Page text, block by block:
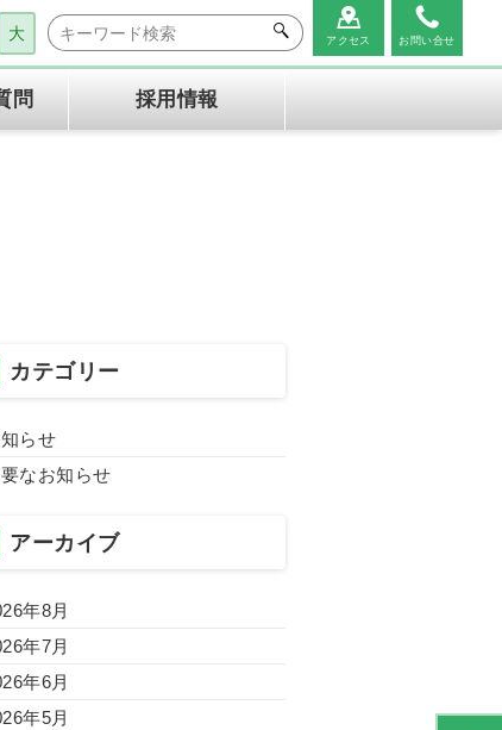
大 アクセス お問い合せ
キャンセルポリシー
問 採用情報
カテゴリー
らせ
なお知らせ
アーカイブ
年8月
年7月
年6月
年5月